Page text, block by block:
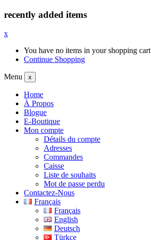
recently added items
x
You have no items in your shopping cart
Continue Shopping
Menu x
Home
À Propos
Blogue
E-Boutique
Mon compte
Détails du compte
Adresses
Commandes
Caisse
Liste de souhaits
Mot de passe perdu
Contactez-Nous
Français
Français
English
Deutsch
Türkçe